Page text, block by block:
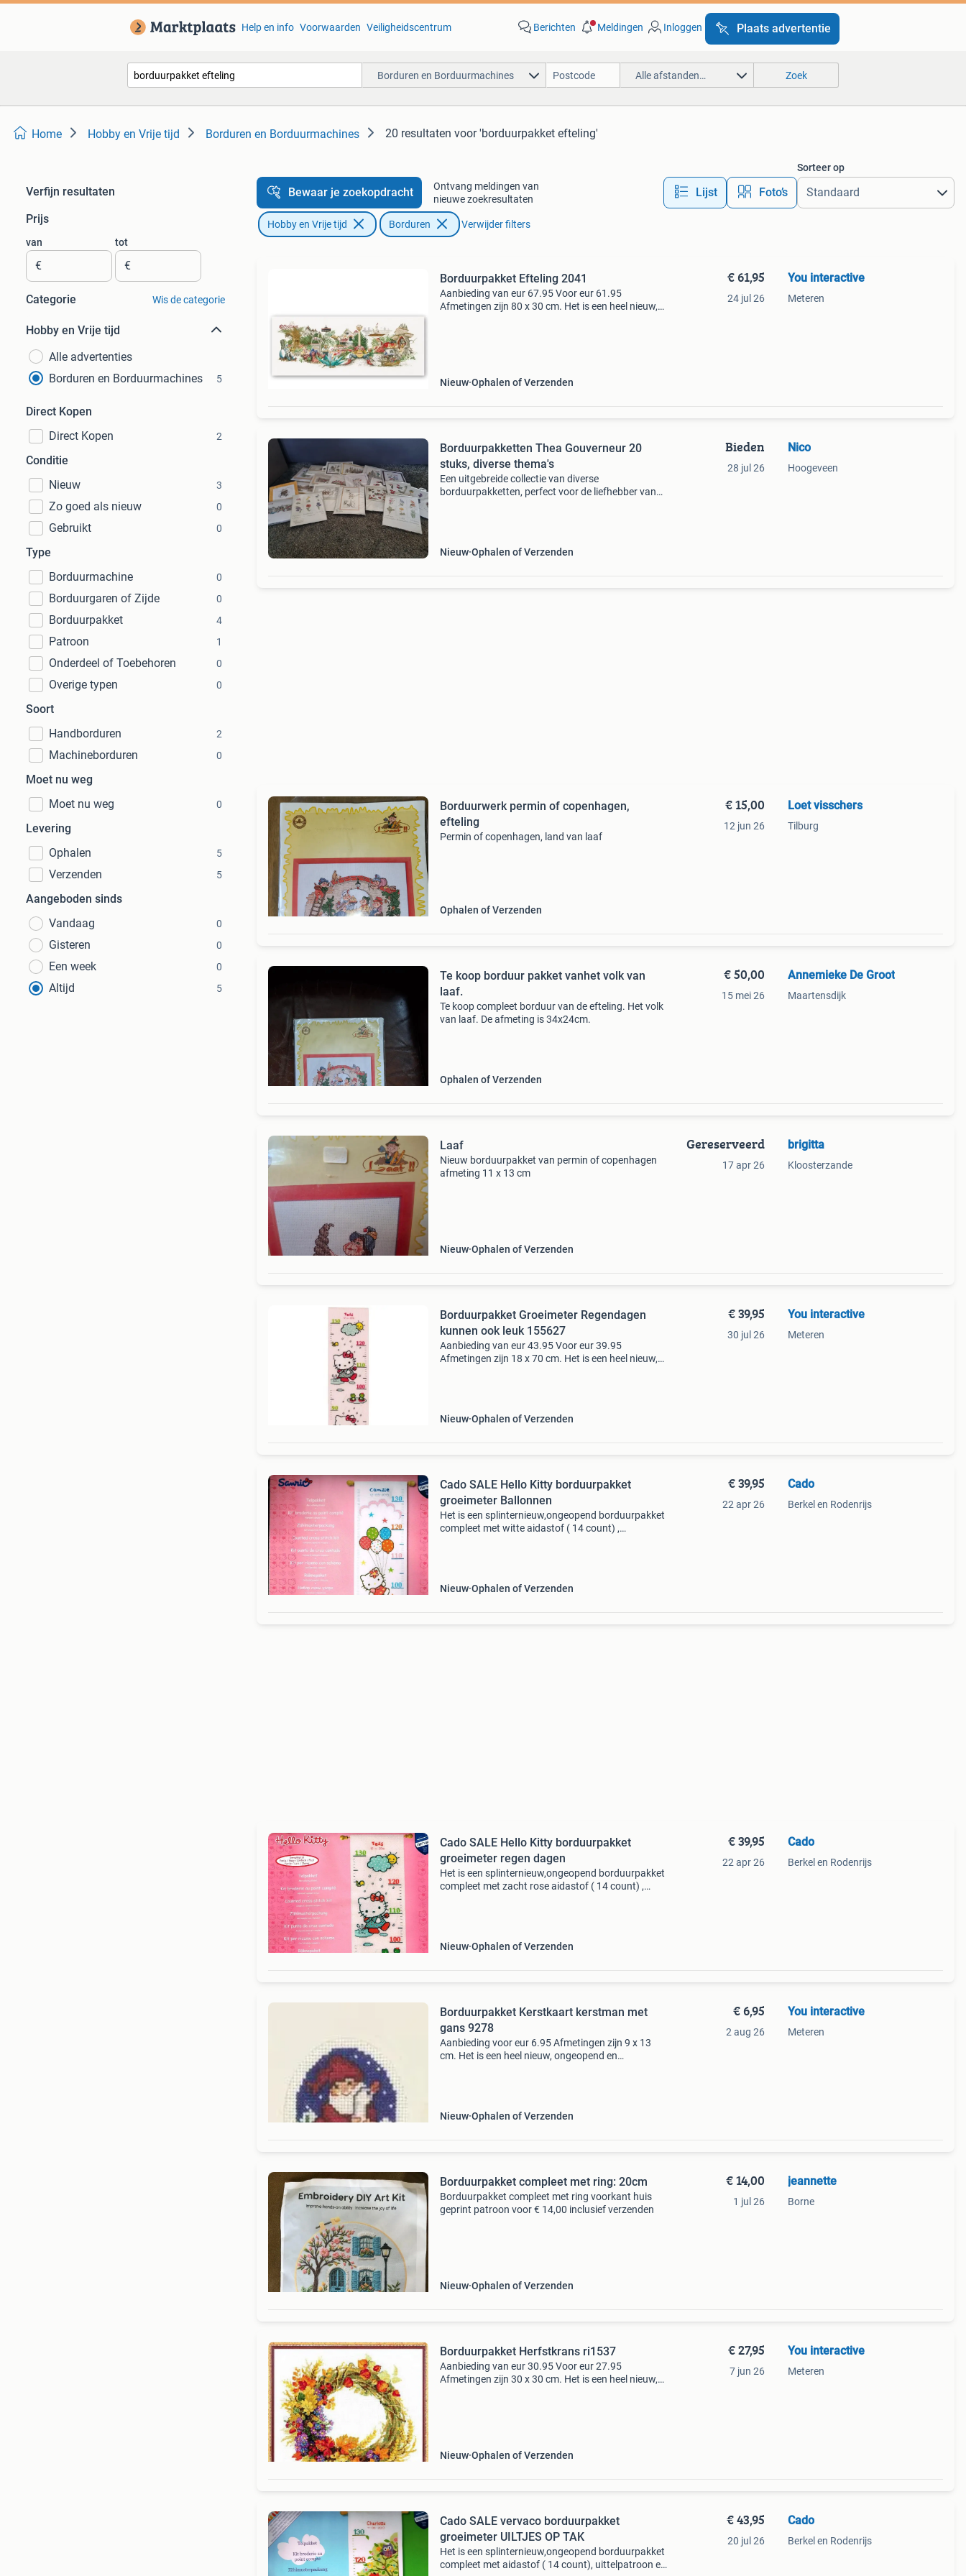
Help en info Voorwaarden Veiligheidscentrum Berichten Meldingen Inloggen Plaats advertentie
Borduren en Borduurmachines Alle afstanden… Zoek
Home Hobby en Vrije tijd Borduren en Borduurmachines 20 resultaten voor 'borduurpakket efteling'
Verfijn resultaten
Prijs
van
€
tot
€
Categorie Wis de categorie
Hobby en Vrije tijd
Alle advertenties
Borduren en Borduurmachines
5
Direct Kopen
Direct Kopen
2
Conditie
Nieuw
3
Zo goed als nieuw 0
Gebruikt 0
Type
Borduurmachine
0
Borduurgaren of Zijde 0
Borduurpakket 4
Patroon 1
Onderdeel of Toebehoren 0
Overige typen 0
Soort
Handborduren
2
Machineborduren 0
Moet nu weg
Moet nu weg
0
Levering
Ophalen
5
Verzenden 5
Aangeboden sinds
Vandaag
0
Gisteren 0
Een week 0
Altijd 5
Bewaar je zoekopdracht
Ontvang meldingen van
nieuwe zoekresultaten
Lijst Foto’s
Sorteer op
Hobby en Vrije tijd Borduren Verwijder filters
Borduurpakket Efteling 2041
Aanbieding van eur 67.95 Voor eur 61.95
Afmetingen zijn 80 x 30 cm. Het is een heel nieuw,
Nieuw Ophalen of Verzenden
€ 61,95
24 jul 26
You interactive
Meteren
Borduurpakketten Thea Gouverneur 20
stuks, diverse thema's
Een uitgebreide collectie van diverse
borduurpakketten, perfect voor de liefhebber van
Nieuw Ophalen of Verzenden
Bieden
28 jul 26
Nico
Hoogeveen
Borduurwerk permin of copenhagen,
efteling
Permin of copenhagen, land van laaf
Ophalen of Verzenden
€ 15,00
12 jun 26
Loet visschers
Tilburg
Te koop borduur pakket vanhet volk van
laaf.
Te koop compleet borduur van de efteling. Het volk
van laaf. De afmeting is 34x24cm.
Ophalen of Verzenden
€ 50,00
15 mei 26
Annemieke De Groot
Maartensdijk
Laaf
Nieuw borduurpakket van permin of copenhagen
afmeting 11 x 13 cm
Nieuw Ophalen of Verzenden
Gereserveerd
17 apr 26
brigitta
Kloosterzande
Borduurpakket Groeimeter Regendagen
kunnen ook leuk 155627
Aanbieding van eur 43.95 Voor eur 39.95
Afmetingen zijn 18 x 70 cm. Het is een heel nieuw,
Nieuw Ophalen of Verzenden
€ 39,95
30 jul 26
You interactive
Meteren
Cado SALE Hello Kitty borduurpakket
groeimeter Ballonnen
Het is een splinternieuw,ongeopend borduurpakket
compleet met witte aidastof ( 14 count) ,
Nieuw Ophalen of Verzenden
€ 39,95
22 apr 26
Cado
Berkel en Rodenrijs
Cado SALE Hello Kitty borduurpakket
groeimeter regen dagen
Het is een splinternieuw,ongeopend borduurpakket
compleet met zacht rose aidastof ( 14 count) ,
Nieuw Ophalen of Verzenden
€ 39,95
22 apr 26
Cado
Berkel en Rodenrijs
Borduurpakket Kerstkaart kerstman met
gans 9278
Aanbieding voor eur 6.95 Afmetingen zijn 9 x 13
cm. Het is een heel nieuw, ongeopend en
Nieuw Ophalen of Verzenden
€ 6,95
2 aug 26
You interactive
Meteren
Borduurpakket compleet met ring: 20cm
Borduurpakket compleet met ring voorkant huis
geprint patroon voor € 14,00 inclusief verzenden
Nieuw Ophalen of Verzenden
€ 14,00
1 jul 26
jeannette
Borne
Borduurpakket Herfstkrans ri1537
Aanbieding van eur 30.95 Voor eur 27.95
Afmetingen zijn 30 x 30 cm. Het is een heel nieuw,
Nieuw Ophalen of Verzenden
€ 27,95
7 jun 26
You interactive
Meteren
Cado SALE vervaco borduurpakket
groeimeter UILTJES OP TAK
Het is een splinternieuw,ongeopend borduurpakket
compleet met aidastof ( 14 count), uittelpatroon en
€ 43,95
20 jul 26
Cado
Berkel en Rodenrijs